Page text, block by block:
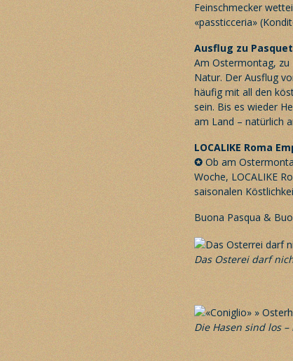
Feinschmecker
«passticceria»
Ausflug zu
Am Ostermontag, zu
Natur. Der Ausflug
häufig mit all den
sein. Bis es wieder
am Land – natürlich
LOCALIKE Roma
✪ Ob am
Woche, LOCALIKE
saisonalen
Buona Pasqua &
Das Osterei darf
Die Hasen sind los